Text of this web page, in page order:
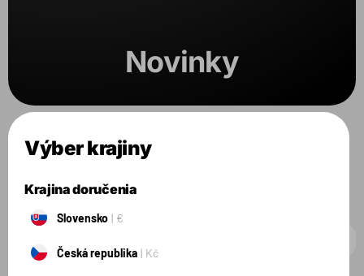
Novinky
Všetky produkty
BALENIE:484G
Výber krajiny
Krajina doručenia
Slovensko €
Česká republika Kč